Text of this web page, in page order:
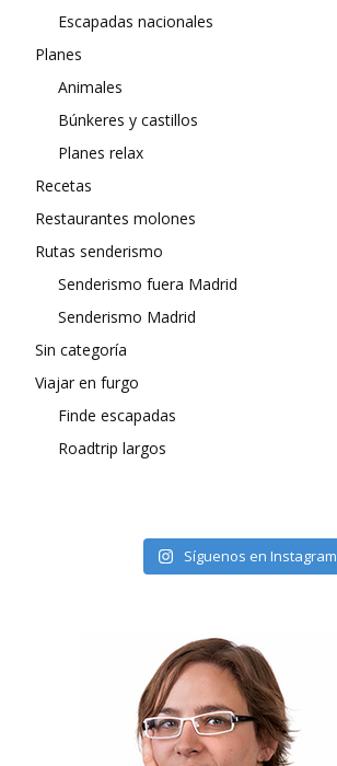
Escapadas nacionales
Planes
Animales
Búnkeres y castillos
Planes relax
Recetas
Restaurantes molones
Rutas senderismo
Senderismo fuera Madrid
Senderismo Madrid
Sin categoría
Viajar en furgo
Finde escapadas
Roadtrip largos
Síguenos en Instagram